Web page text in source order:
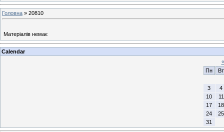
Головна » 20810
Матеріалів немає
Calendar
«
Пн
Вт
3
4
10
11
17
18
24
25
31